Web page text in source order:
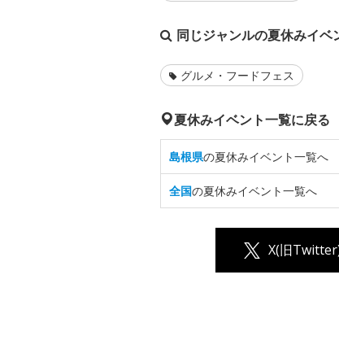
同じジャンルの夏休みイベ
グルメ・フードフェス
夏休みイベント一覧に戻る
島根県の夏休みイベント一覧へ
全国の夏休みイベント一覧へ
X(旧